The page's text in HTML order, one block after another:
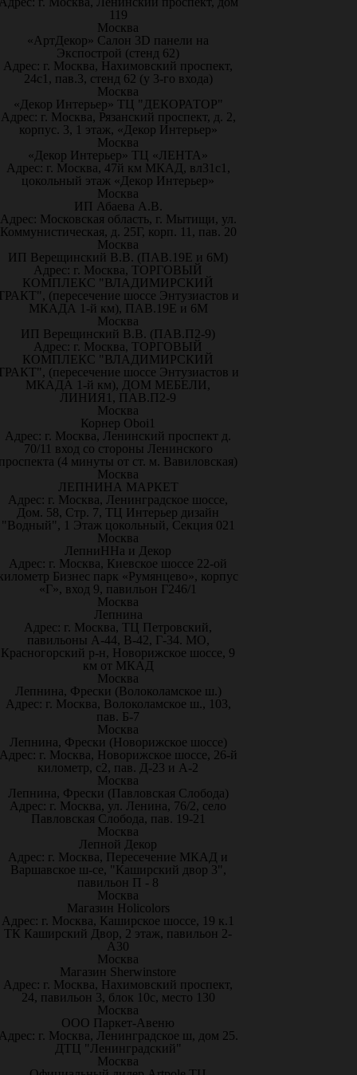
119
Москва
«АртДекор» Салон 3D панели на
Экспострой (стенд 62)
Адрес: г. Москва, Нахимовский проспект,
24с1, пав.3, стенд 62 (у 3-го входа)
Москва
«Декор Интерьер» ТЦ "ДЕКОРАТОР"
Адрес: г. Москва, Рязанский проспект, д. 2,
корпус. 3, 1 этаж, «Декор Интерьер»
Москва
«Декор Интерьер» ТЦ «ЛЕНТА»
Адрес: г. Москва, 47й км МКАД, вл31с1,
цокольный этаж «Декор Интерьер»
Москва
ИП Абаева А.В.
Адрес: Московская область, г. Мытищи, ул.
Коммунистическая, д. 25Г, корп. 11, пав. 20
Москва
ИП Верещинский В.В. (ПАВ.19Е и 6М)
Адрес: г. Москва, ТОРГОВЫЙ
КОМПЛЕКС "ВЛАДИМИРСКИЙ
(пересечение шоссе Энтузиастов и
МКАДА 1-й км), ПАВ.19Е и 6М
Москва
ИП Верещинский В.В. (ПАВ.П2-9)
Адрес: г. Москва, ТОРГОВЫЙ
КОМПЛЕКС "ВЛАДИМИРСКИЙ
(пересечение шоссе Энтузиастов и
МКАДА 1-й км), ДОМ МЕБЕЛИ,
ЛИНИЯ1, ПАВ.П2-9
Москва
Корнер Oboi1
Адрес: г. Москва, Ленинский проспект д.
70/11 вход со стороны Ленинского
(4 минуты от ст. м. Вавиловская)
Москва
ЛЕПНИНА МАРКЕТ
Адрес: г. Москва, Ленинградское шоссе,
Дом. 58, Стр. 7, ТЦ Интерьер дизайн
"Водный", 1 Этаж цокольный, Секция 021
Москва
ЛепниННа и Декор
Адрес: г. Москва, Киевское шоссе 22-ой
Бизнес парк «Румянцево», корпус
«Г», вход 9, павильон Г246/1
Москва
Лепнина
Адрес: г. Москва, ТЦ Петровский,
павильоны А-44, В-42, Г-34. МО,
Красногорский р-н, Новорижское шоссе, 9
км от МКАД
Москва
Лепнина, Фрески (Волоколамское ш.)
Адрес: г. Москва, Волоколамское ш., 103,
пав. Б-7
Москва
Лепнина, Фрески (Новорижское шоссе)
г. Москва, Новорижское шоссе, 26-й
километр, с2, пав. Д-23 и А-2
Москва
Лепнина, Фрески (Павловская Слобода)
Адрес: г. Москва, ул. Ленина, 76/2, село
Павловская Слобода, пав. 19-21
Москва
Лепной Декор
Адрес: г. Москва, Пересечение МКАД и
Варшавское ш-се, "Каширский двор 3",
павильон П - 8
Москва
Магазин Holicolors
Адрес: г. Москва, Каширское шоссе, 19 к.1
ТК Каширский Двор, 2 этаж, павильон 2-
А30
Москва
Магазин Sherwinstore
Адрес: г. Москва, Нахимовский проспект,
24, павильон 3, блок 10с, место 130
Москва
ООО Паркет-Авeню
г. Москва, Ленинградское ш, дом 25.
ДТЦ "Ленинградский"
Москва